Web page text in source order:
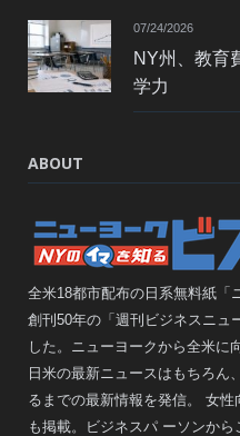
07/24/2026
NY州、教育
学力
ABOUT
全米18都市配布の日系無料紙「
創刊50年の「週刊ビジネスニュ
した。ニューヨークから全米に
日米の最新ニュースはもちろん
るまでの最新情報を発信。 女
も掲載。ビジネスパ ーソンか